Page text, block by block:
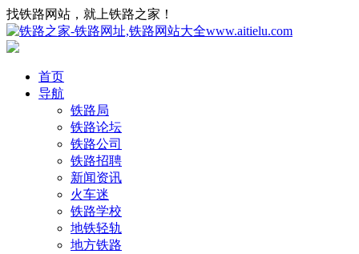
找铁路网站，就上铁路之家！
首页
导航
铁路局
铁路论坛
铁路公司
铁路招聘
新闻资讯
火车迷
铁路学校
地铁轻轨
地方铁路